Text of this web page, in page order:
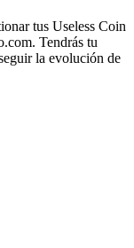
tus Useless Coin
Tendrás tu
la evolución de